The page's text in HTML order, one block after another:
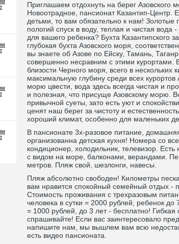
Приглашаем отдохнуть на берег Азовского
Новоотрадное, пансионат Казантип-Центр.
детьми, то вам обязательно к нам! Золотые
пологий спуск в воду, теплая и чистая вода
для вашего ребенка? Бухта Казантипского
глубокая бухта Азовского моря,
вы знаете об Азове по Ейску, Тамань,
совершенно несравним с этими курортами.
близости Черного моря, всего в нескольких
максимальную глубину среди всех курортов
морю цвести, вода здесь всегда чистая и
и полезная, что присуще Азовскому морю.
привычной суеты, зато есть уют и
ценят наш берег за чистоту и
хороший климат, особенно для маленьких
В пансионате 3х-разовое питание,
организованна детская кухня! Номера со
кондиционер, холодильник, телевизор.
с видом на море, балконами, верандами.
метров. Пляж свой, шезлонги, навесы.
Пляж абсолютно свободен! Километры
вам нравится спокойный семейный отдых -
Cтоимость проживания с трехразовым
человека в сутки = 2000 рублей, ребенок до
= 1000 рублей, до 3 лет - бесплатно! Гибкая
спрашивайте! Если вас заинтересовало
напишите нам, мы вышлем вам всю
есть видео пансионата.